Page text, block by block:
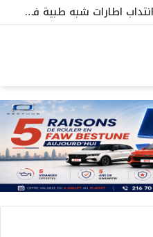
إدارة الصحة بمنوبة تعتزم انتداب اطارات شبه طبية في هذه الإختصاصات…